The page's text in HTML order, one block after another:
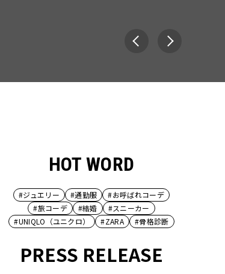
HOT WORD
#ジュエリー #通勤服
#お呼ばれコーデ
#旅コーデ
#結婚
#スニーカー
#UNIQLO（ユニクロ）
#ZARA #骨格診断
PRESS RELEASE